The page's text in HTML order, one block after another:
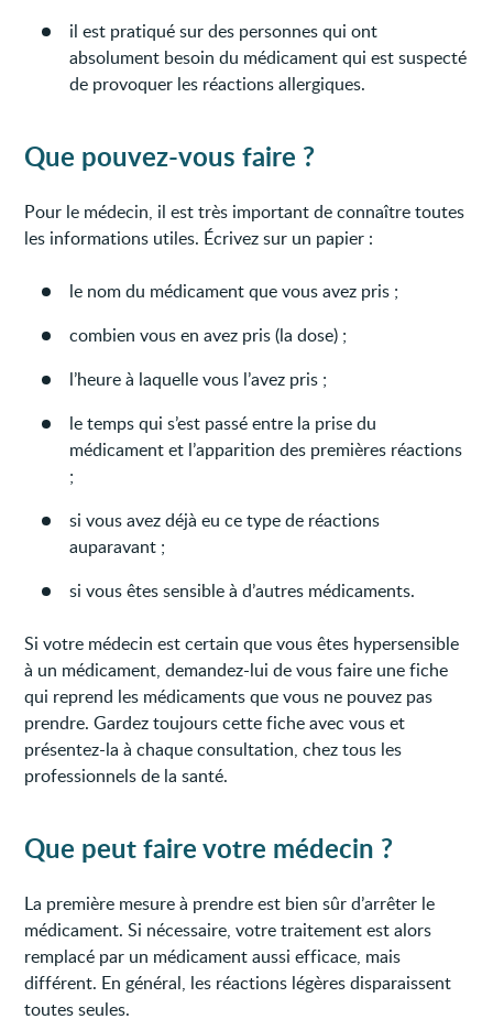
il est pratiqué sur des personnes qui ont
absolument besoin du médicament qui est suspecté
de provoquer les réactions allergiques.
Que pouvez-vous faire ?
Pour le médecin, il est très important de connaître toutes
les informations utiles. Écrivez sur un papier :
le nom du médicament que vous avez pris ;
combien vous en avez pris (la dose) ;
l’heure à laquelle vous l’avez pris ;
le temps qui s’est passé entre la prise du
médicament et l’apparition des premières réactions
;
si vous avez déjà eu ce type de réactions
auparavant ;
si vous êtes sensible à d’autres médicaments.
Si votre médecin est certain que vous êtes hypersensible
à un médicament, demandez-lui de vous faire une fiche
qui reprend les médicaments que vous ne pouvez pas
prendre. Gardez toujours cette fiche avec vous et
présentez-la à chaque consultation, chez tous les
professionnels de la santé.
Que peut faire votre médecin ?
La première mesure à prendre est bien sûr d’arrêter le
médicament. Si nécessaire, votre traitement est alors
remplacé par un médicament aussi efficace, mais
différent. En général, les réactions légères disparaissent
toutes seules.